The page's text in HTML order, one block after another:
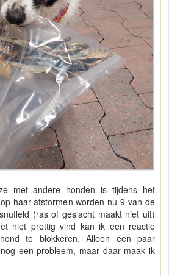
met andere honden is tijdens het
haar afstormen worden nu 9 van de
(ras of geslacht maakt niet uit)
niet prettig vind kan ik een reactie
te blokkeren. Alleen een paar
een probleem, maar daar maak ik